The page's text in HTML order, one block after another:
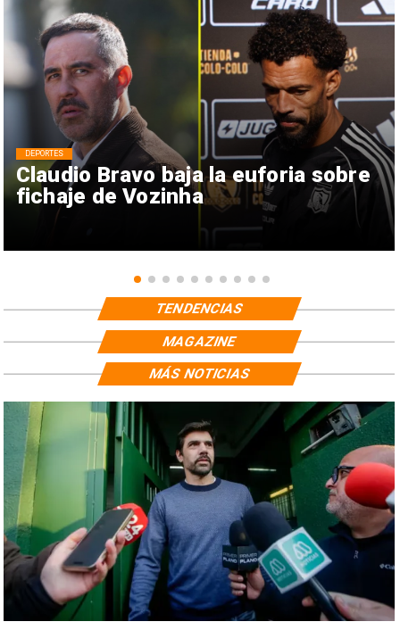
Claudio Bravo baja la euforia sobre
fichaje de Vozinha
DEPORTES
TENDENCIAS
MAGAZINE
MÁS NOTICIAS